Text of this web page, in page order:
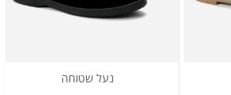
נעל שטוחה